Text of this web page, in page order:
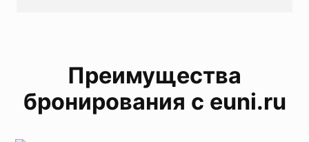
Преимущества
бронирования с euni.ru